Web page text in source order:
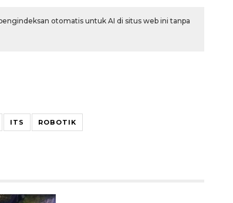
otomatis untuk AI di situs web ini tanpa
ITS ROBOTIK
2026-08-05 12:00:00